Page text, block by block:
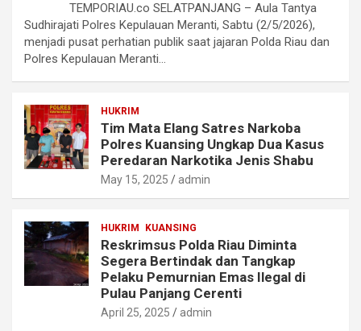
TEMPORIAU.co SELATPANJANG – Aula Tantya
Sudhirajati Polres Kepulauan Meranti, Sabtu (2/5/2026),
menjadi pusat perhatian publik saat jajaran Polda Riau dan
Polres Kepulauan Meranti…
HUKRIM
Tim Mata Elang Satres Narkoba
Polres Kuansing Ungkap Dua Kasus
Peredaran Narkotika Jenis Shabu
May 15, 2025 admin
HUKRIM KUANSING
Reskrimsus Polda Riau Diminta
Segera Bertindak dan Tangkap
Pelaku Pemurnian Emas Ilegal di
Pulau Panjang Cerenti
April 25, 2025 admin